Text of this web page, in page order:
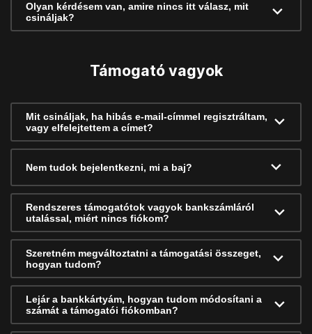
Olyan kérdésem van, amire nincs itt válasz, mit
csináljak?
Támogató vagyok
Mit csináljak, ha hibás e-mail-címmel regisztráltam,
vagy elfelejtettem a címet?
Nem tudok bejelentkezni, mi a baj?
Rendszeres támogatótok vagyok bankszámláról
utalással, miért nincs fiókom?
Szeretném megváltoztatni a támogatási összeget,
hogyan tudom?
Lejár a bankkártyám, hogyan tudom módosítani a
számát a támogatói fiókomban?